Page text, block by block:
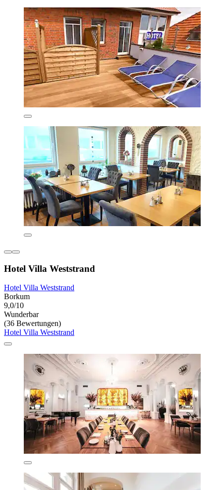
Hotel Villa Weststrand
Hotel Villa Weststrand
Borkum
9,0/10
Wunderbar
(36 Bewertungen)
Hotel Villa Weststrand